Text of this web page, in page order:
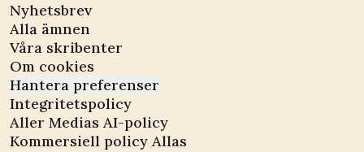
Nyhetsbrev
Alla ämnen
Våra skribenter
Om cookies
Hantera preferenser
Integritetspolicy
Aller Medias AI-policy
Kommersiell policy Allas